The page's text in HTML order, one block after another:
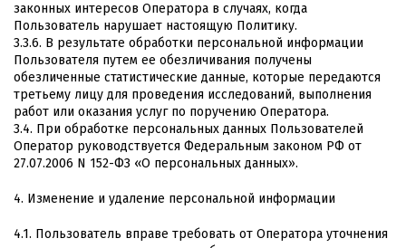
законных интересов Оператора в случаях, когда
Пользователь нарушает настоящую Политику.
3.3.6. В результате обработки персональной информации
Пользователя путем ее обезличивания получены
обезличенные статистические данные, которые передаются
третьему лицу для проведения исследований, выполнения
работ или оказания услуг по поручению Оператора.
3.4. При обработке персональных данных Пользователей
Оператор руководствуется Федеральным законом РФ от
27.07.2006 N 152-ФЗ «О персональных данных».
4. Изменение и удаление персональной информации
4.1. Пользователь вправе требовать от Оператора уточнения